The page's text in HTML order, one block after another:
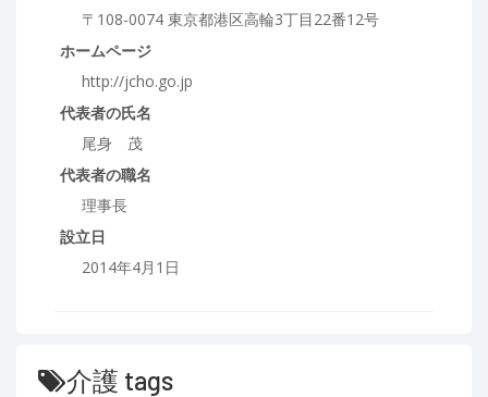
〒108-0074 東京都港区高輪3丁目22番12号
ホームページ
http://jcho.go.jp
代表者の氏名
尾身 茂
代表者の職名
理事長
設立日
2014年4月1日
介護 tags